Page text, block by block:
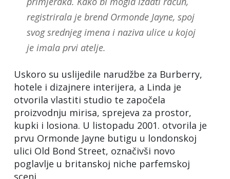
registrirala je brend Ormonde Jayne, spoj
svog srednjeg imena i naziva ulice u kojoj
je imala prvi atelje.
Uskoro su uslijedile narudžbe za Burberry,
hotele i dizajnere interijera, a Linda je
otvorila vlastiti studio te započela
proizvodnju mirisa, sprejeva za prostor,
kupki i losiona. U listopadu 2001. otvorila je
prvu Ormonde Jayne butigu u londonskoj
ulici Old Bond Street, označivši novo
poglavlje u britanskoj niche parfemskoj
sceni.